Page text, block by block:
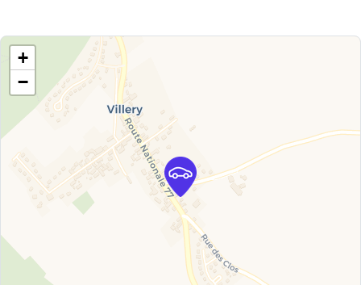
+
−